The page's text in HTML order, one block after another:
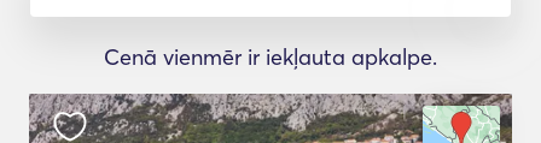
Cenā vienmēr ir iekļauta apkalpe.